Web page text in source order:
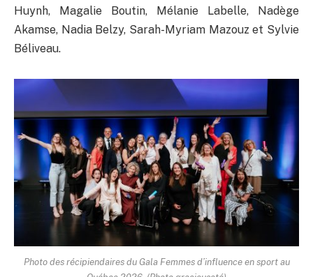
Huynh, Magalie Boutin, Mélanie Labelle, Nadège
Akamse, Nadia Belzy, Sarah-Myriam Mazouz et Sylvie
Béliveau.
Photo des récipiendaires du Gala Femmes d’influence en sport au